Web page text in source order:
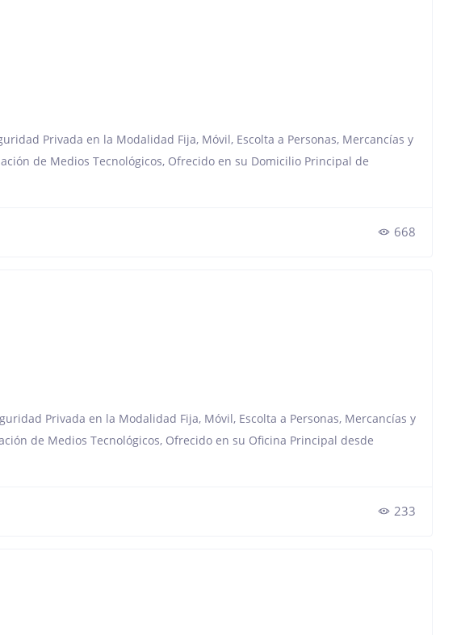
Privada en la Modalidad Fija, Móvil, Escolta a Personas, Mercancías y
de Medios Tecnológicos, Ofrecido en su Domicilio Principal de
668
Privada en la Modalidad Fija, Móvil, Escolta a Personas, Mercancías y
de Medios Tecnológicos, Ofrecido en su Oficina Principal desde
233